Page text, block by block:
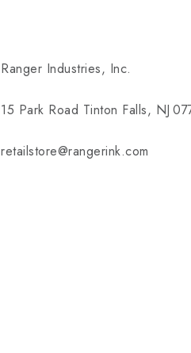
Ranger Industries, Inc.
15 Park Road Tinton Falls, NJ
retailstore@rangerink.com